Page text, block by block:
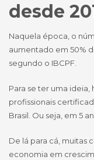
desde
Naquela época, o
aumentado em 50%
segundo o IBCPF.
Para se ter uma
profissionais
Brasil. Ou seja, em 5
De lá para cá, muitas
economia em